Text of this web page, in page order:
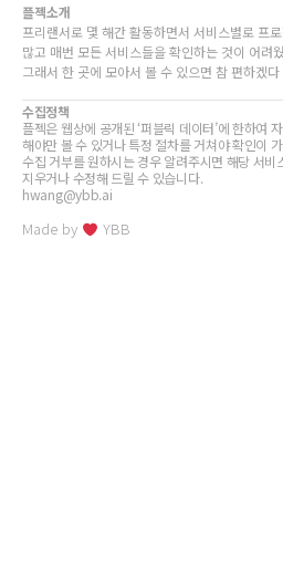
플젝소개
프리랜서로 몇 해간 활동하면서 서비스별로 프
많고 매번 모든 서비스들을 확인하는 것이 어려
그래서 한 곳에 모아서 볼 수 있으면 참 편하겠
수집정책
플젝은 웹상에 공개된 ‘퍼블릭 데이터’에 한하여
해야만 볼 수 있거나 특정 절차를 거쳐야 확인이
수집 거부를 원하시는 경우 알려주시면 해당 서
지우거나 수정해 드릴 수 있습니다.
hwang@ybb.ai
Made by YBB